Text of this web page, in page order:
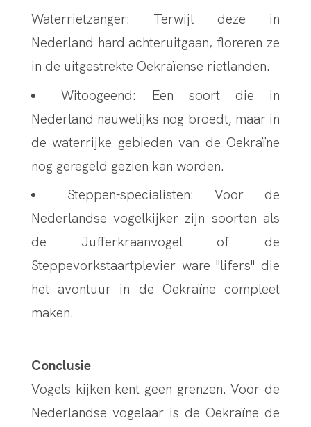
Waterrietzanger: Terwijl deze in
Nederland hard achteruitgaan, floreren ze
in de uitgestrekte Oekraïense rietlanden.
Witoogeend: Een soort die in
Nederland nauwelijks nog broedt, maar in
de waterrijke gebieden van de Oekraïne
nog geregeld gezien kan worden.
Steppen-specialisten: Voor de
Nederlandse vogelkijker zijn soorten als
de Jufferkraanvogel of de
Steppevorkstaartplevier ware "lifers" die
het avontuur in de Oekraïne compleet
maken.
Conclusie
Vogels kijken kent geen grenzen. Voor de
Nederlandse vogelaar is de Oekraïne de